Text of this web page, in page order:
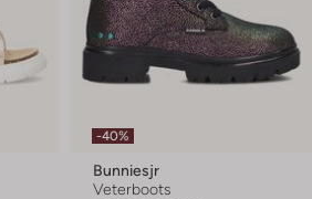
-40%
Bunniesjr
Veterboots